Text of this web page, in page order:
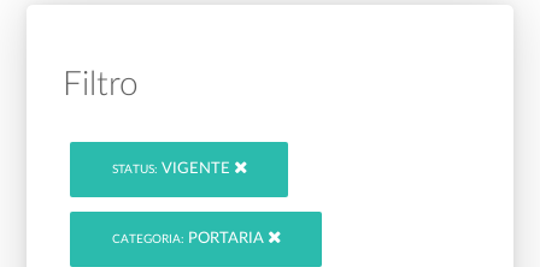
Filtro
STATUS: VIGENTE
CATEGORIA: PORTARIA